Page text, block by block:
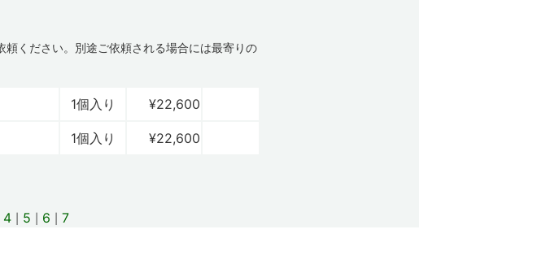
ください。別途ご依頼される場合には最寄りの
1個入り ¥22,600
1個入り ¥22,600
4 5 6 7